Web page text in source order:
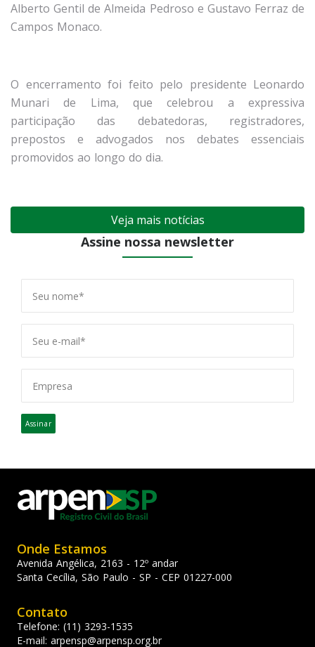
Alberto Gentil de Almeida Pedroso e Gustavo Ferraz de
Campos Monaco.
O encerramento foi feito pelo presidente Leonardo
Munari de Lima, que celebrou a expressiva
participação das debatedoras, registradores,
prepostos e advogados nos debates essenciais
promovidos ao longo do dia.
Veja mais notícias
Assine nossa newsletter
Assinar
Onde Estamos
Avenida Angélica, 2163 - 12º andar
Santa Cecília, São Paulo - SP - CEP 01227-000
Contato
Telefone: (11) 3293-1535
E-mail: arpensp@arpensp.org.br